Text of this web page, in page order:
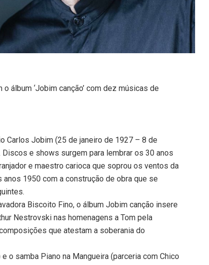
álbum ‘Jobim canção’ com dez músicas de
Carlos Jobim (25 de janeiro de 1927 – 8 de
e shows surgem para lembrar os 30 anos
e maestro carioca que soprou os ventos da
1950 com a construção de obra que se
Biscoito Fino, o álbum Jobim canção insere
Nestrovski nas homenagens a Tom pela
que atestam a soberania do
o samba Piano na Mangueira (parceria com Chico